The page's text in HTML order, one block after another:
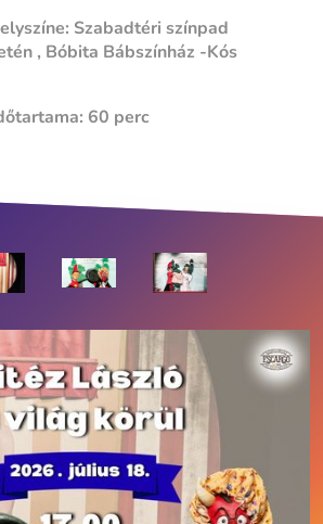
Szabadtéri színpad
, Bóbita Bábszínház -Kós
60 perc